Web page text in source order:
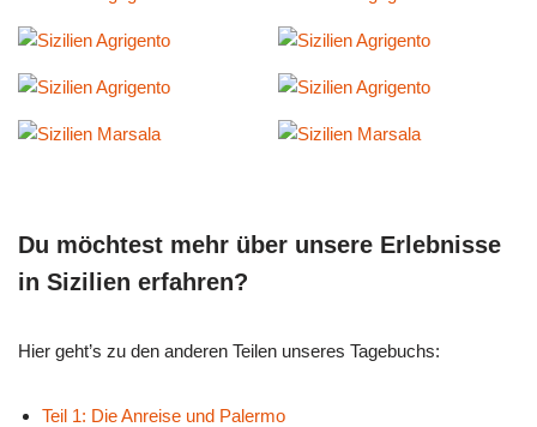
Du möchtest mehr über unsere Erlebnisse
in Sizilien erfahren?
Hier geht’s zu den anderen Teilen unseres Tagebuchs:
Teil 1: Die Anreise und Palermo